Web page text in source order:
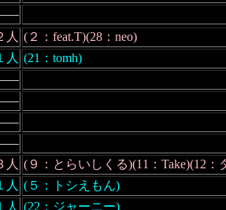
人 (２：feat.T)(28：neo)
人 (21：tomh)
人 (９：とらいしくる)(11：Take)(12：
人 (５：トシえもん)
人 (22：ジャーニー)